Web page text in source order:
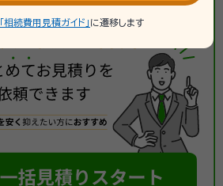
「相続費用見積ガイド」 に遷移します